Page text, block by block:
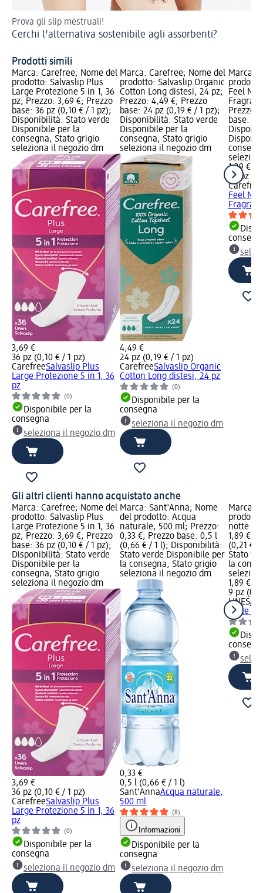
Prova gli slip mestruali!
Cerchi l'alternativa sostenibile agli assorbenti?
Prodotti simili
Marca: Carefree; Nome del
prodotto: Salvaslip Plus
Large Protezione 5 in 1, 36
pz; Prezzo: 3,69 €; Prezzo
base: 36 pz (0,10 € / 1 pz);
Disponibilità: Stato verde
Disponibile per la
consegna, Stato grigio
seleziona il negozio dm
3,69 €
36 pz (0,10 € / 1 pz)
CarefreeSalvaslip Plus
Large Protezione 5 in 1, 36
pz
(0)
Disponibile per la
consegna
seleziona il negozio dm
Marca: Carefree; Nome del
prodotto: Salvaslip Organic
Cotton Long distesi, 24 pz;
Prezzo: 4,49 €; Prezzo
base: 24 pz (0,19 € / 1 pz);
Disponibilità: Stato verde
Disponibile per la
consegna, Stato grigio
seleziona il negozio dm
4,49 €
24 pz (0,19 € / 1 pz)
CarefreeSalvaslip Organic
Cotton Long distesi, 24 pz
(0)
Disponibile per la
consegna
seleziona il negozio dm
Marca:
Feel
Prezzo:
base:
1,29 €
20 pz
Carefree
Feel
Gli altri clienti hanno acquistato anche
Marca: Carefree; Nome del
prodotto: Salvaslip Plus
Large Protezione 5 in 1, 36
pz; Prezzo: 3,69 €; Prezzo
base: 36 pz (0,10 € / 1 pz);
Disponibilità: Stato verde
Disponibile per la
consegna, Stato grigio
seleziona il negozio dm
3,69 €
36 pz (0,10 € / 1 pz)
CarefreeSalvaslip Plus
Large Protezione 5 in 1, 36
pz
(0)
Disponibile per la
consegna
seleziona il negozio dm
Marca: Sant'Anna; Nome
del prodotto: Acqua
naturale, 500 ml; Prezzo:
0,33 €; Prezzo base: 0,5 l
(0,66 € / 1 l); Disponibilità:
Stato verde Disponibile per
la consegna, Stato grigio
seleziona il negozio dm
0,33 €
0,5 l (0,66 € / 1 l)
Sant'AnnaAcqua naturale,
500 ml
(8)
Informazioni
Disponibile per la
consegna
seleziona il negozio dm
Marca:
notte
1,89 €;
(0,21 € /
Stato
la
1,89 €
9 pz
LINES
notte